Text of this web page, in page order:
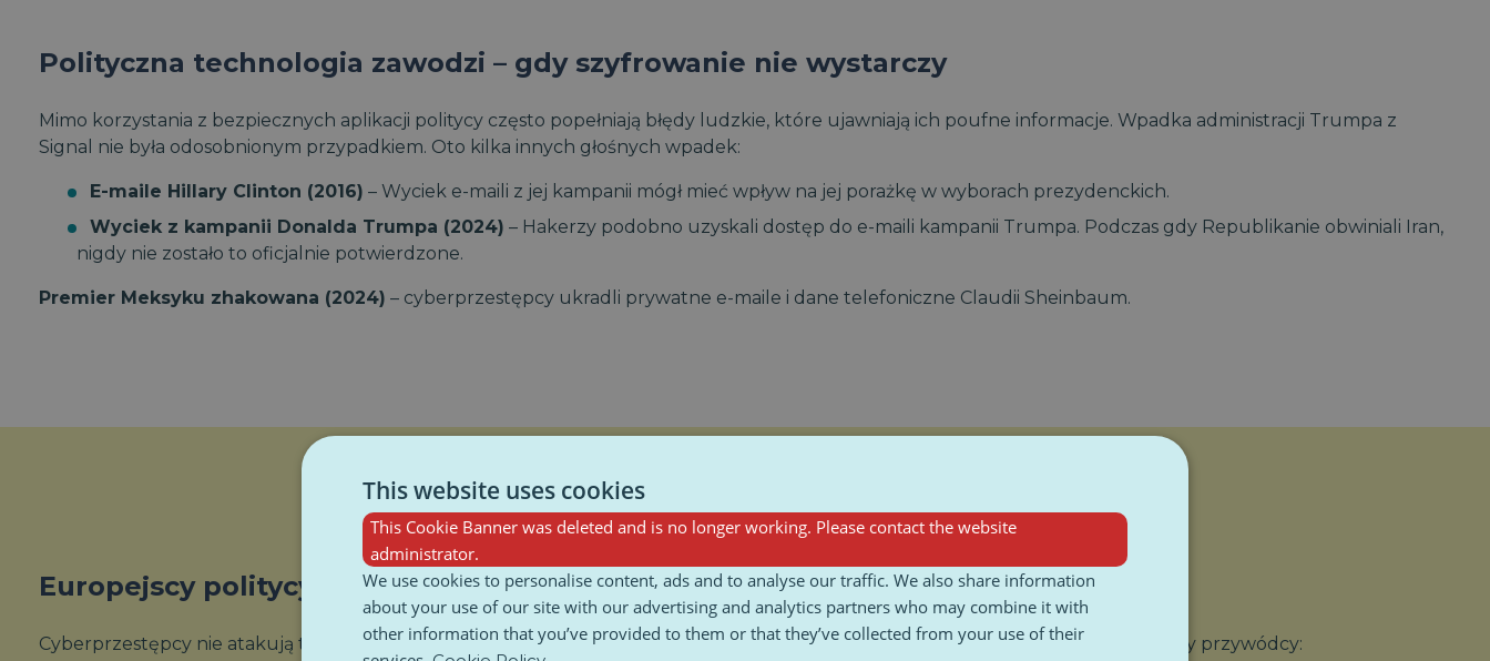
Polityczna technologia zawodzi – gdy szyfrowanie nie wystarczy
Mimo korzystania z bezpiecznych aplikacji politycy często popełniają błędy ludzkie, które ujawniają ich poufne informacje. Wpadka administracji Trumpa z
Signal nie była odosobnionym przypadkiem. Oto kilka innych głośnych wpadek:
E-maile Hillary Clinton (2016) – Wyciek e-maili z jej kampanii mógł mieć wpływ na jej porażkę w wyborach prezydenckich.
Wyciek z kampanii Donalda Trumpa (2024) – Hakerzy podobno uzyskali dostęp do e-maili kampanii Trumpa. Podczas gdy Republikanie obwiniali Iran,
nigdy nie zostało to oficjalnie potwierdzone.
Premier Meksyku zhakowana (2024) – cyberprzestępcy ukradli prywatne e-maile i dane telefoniczne Claudii Sheinbaum.
Europejscy politycy pod ostrzałem
Cyberprzestępcy nie atakują tylko amerykańskich polityków. W ostatnich latach ofiarami hakerów padli również wybitni europejscy przywódcy:
This website uses cookies
This Cookie Banner was deleted and is no longer working. Please contact the website
administrator.
We use cookies to personalise content, ads and to analyse our traffic. We also share information
about your use of our site with our advertising and analytics partners who may combine it with
other information that you’ve provided to them or that they’ve collected from your use of their